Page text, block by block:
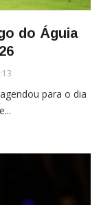
do Águia
para o dia